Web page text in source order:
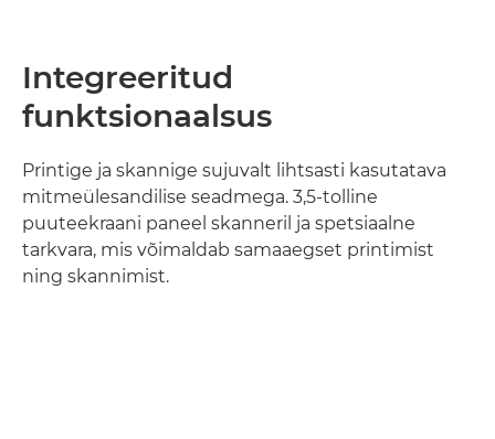
Integreeritud
funktsionaalsus
Printige ja skannige sujuvalt lihtsasti kasutatava
mitmeülesandilise seadmega. 3,5-tolline
puuteekraani paneel skanneril ja spetsiaalne
tarkvara, mis võimaldab samaaegset printimist
ning skannimist.